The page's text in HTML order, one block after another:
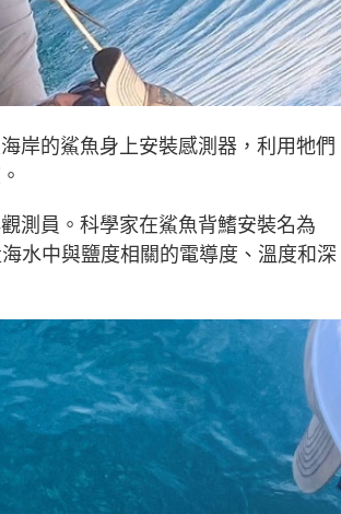
岸的鯊魚身上安裝感測器，利用牠們
測員。科學家在鯊魚背鰭安裝名為
水中與鹽度相關的電導度、溫度和深